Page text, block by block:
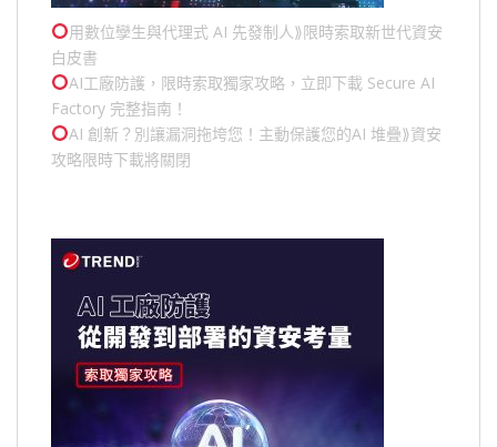
用數位孿生與代理式 AI 先發制人⟫限時索取新世代資安
白皮書
AI工廠防護，限時索取獨家攻略，立即下載 Secure AI
Factory 完整指南！
AI 創新？別讓漏洞拖垮您！主動保護您的AI 堆疊⟫資安
攻略限時下載將關閉